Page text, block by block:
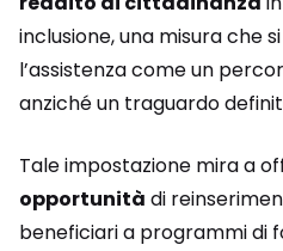
inclusione, una misura che
l’assistenza come un
anziché un traguardo
Tale impostazione mira a
opportunità di
beneficiari a programmi di